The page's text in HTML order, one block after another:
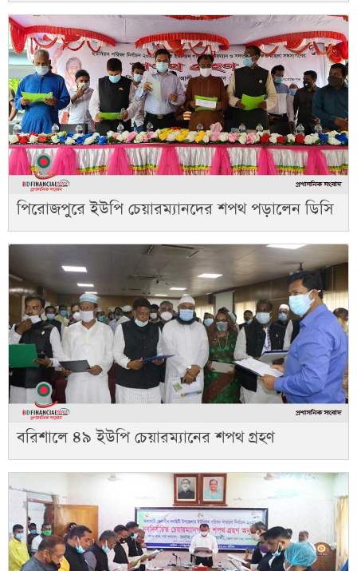
পিরোজপুরে ইউপি চেয়ারম্যানদের শপথ পড়ালেন ডিসি
বরিশালে ৪৯ ইউপি চেয়ারম্যানের শপথ গ্রহণ